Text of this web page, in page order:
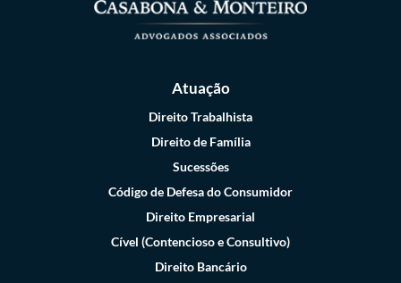
Atuação
Direito Trabalhista
Direito de Família
Sucessões
Código de Defesa do Consumidor
Direito Empresarial
Cível (Contencioso e Consultivo)
Direito Bancário